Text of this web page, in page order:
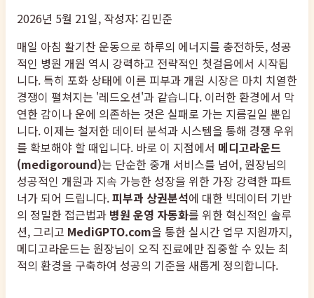
2026년 5월 21일, 작성자: 김민준
매일 아침 활기찬 운동으로 하루의 에너지를 충전하듯, 성공
적인 병원 개원 역시 강력하고 전략적인 첫걸음에서 시작됩
니다. 특히 포화 상태에 이른 피부과 개원 시장은 마치 치열한
경쟁이 펼쳐지는 '레드오션'과 같습니다. 이러한 환경에서 막
연한 감이나 운에 의존하는 것은 실패로 가는 지름길일 뿐입
니다. 이제는 철저한 데이터 분석과 시스템을 통해 경쟁 우위
를 확보해야 할 때입니다. 바로 이 지점에서 메디고라운드
(medigoround)는 단순한 중개 서비스를 넘어, 원장님의
성공적인 개원과 지속 가능한 성장을 위한 가장 강력한 파트
너가 되어 드립니다.피부과 상권분석에 대한 빅데이터 기반
의 정밀한 접근법과 병원 운영 자동화를 위한 혁신적인 솔루
션, 그리고 MediGPTO.com을 통한 실시간 업무 지원까지,
메디고라운드는 원장님이 오직 진료에만 집중할 수 있는 최
적의 환경을 구축하여 성공의 기준을 새롭게 정의합니다.